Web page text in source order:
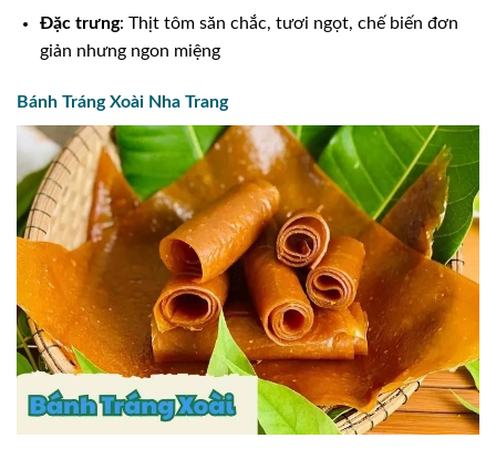
Đặc trưng: Thịt tôm săn chắc, tươi ngọt, chế biến đơn
giản nhưng ngon miệng
Bánh Tráng Xoài Nha Trang